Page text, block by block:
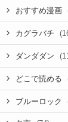
おすすめ漫画
カグラバチ
ダンダダン
どこで読める
ブルーロック